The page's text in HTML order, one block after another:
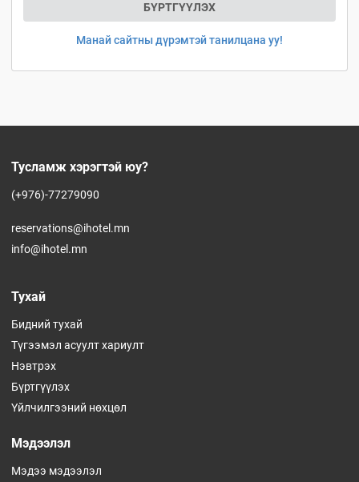
БҮРТГҮҮЛЭХ
Манай сайтны дүрэмтэй танилцана уу!
Тусламж хэрэгтэй юу?
(+976)-77279090
reservations@ihotel.mn
info@ihotel.mn
Тухай
Бидний тухай
Түгээмэл асуулт хариулт
Нэвтрэх
Бүртгүүлэх
Үйлчилгээний нөхцөл
Мэдээлэл
Мэдээ мэдээлэл